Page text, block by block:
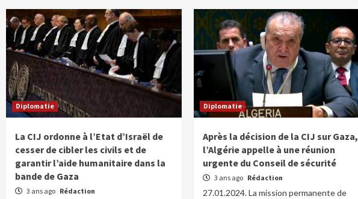
Diplomatie
La CIJ ordonne à l’Etat d’Israël de
cesser de cibler les civils et de
garantir l’aide humanitaire dans la
bande de Gaza
3 ans ago Rédaction
Diplomatie
Après la décision de la CIJ sur Gaza,
l’Algérie appelle à une réunion
urgente du Conseil de sécurité
3 ans ago Rédaction
27.01.2024. La mission permanente de